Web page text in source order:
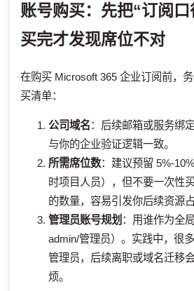
账号购买：先把“订阅口
买完才发现席位不对
在购买 Microsoft 365 企业订阅前，
买清单：
公司域名：后续邮箱或服务绑
与你的企业验证逻辑一致。
所需席位数：建议预留 5%-
时项目人员），但不要一次性
的数量，容易引发你后续资源
管理员账号规划 ：用谁作为全
admin/管理员）。实践中，很
管理员，后续离职或域名迁移
烦。